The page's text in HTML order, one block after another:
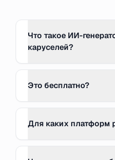
Что такое ИИ-
каруселей?
Это бесплатно?
Для каких платформ